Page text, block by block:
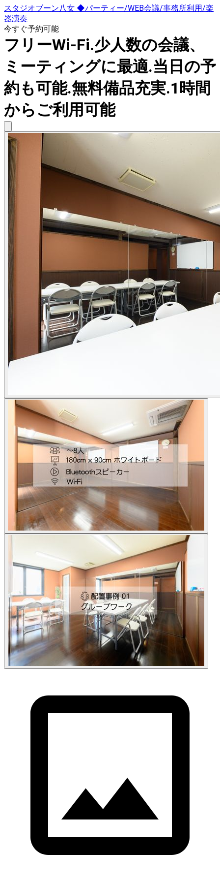
スタジオブーン八女 ◆パーティー/WEB会議/事務所利用/楽
器演奏
今すぐ予約可能
フリーWi-Fi.少人数の会議、
ミーティングに最適.当日の予
約も可能.無料備品充実.1時間
からご利用可能